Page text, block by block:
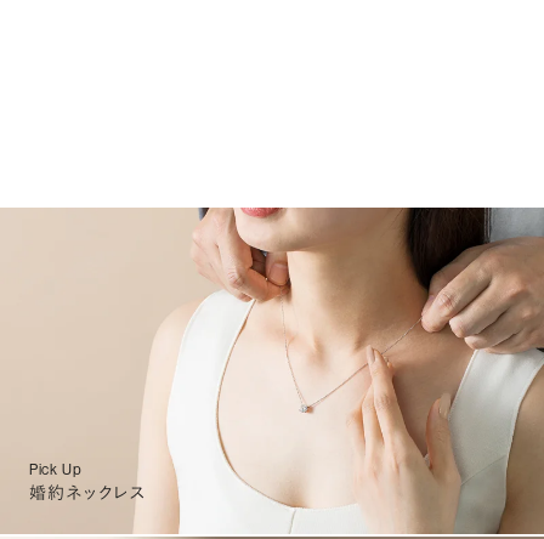
Pick Up
婚約ネックレス